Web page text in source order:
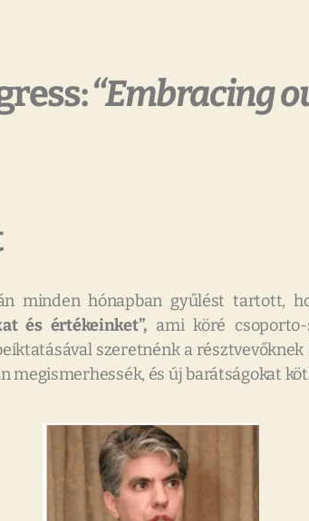
“Embracing
minden hónapban gyűlést tartott,
és értékeinket”, ami köré
szeretnénk a
és új barátságokat